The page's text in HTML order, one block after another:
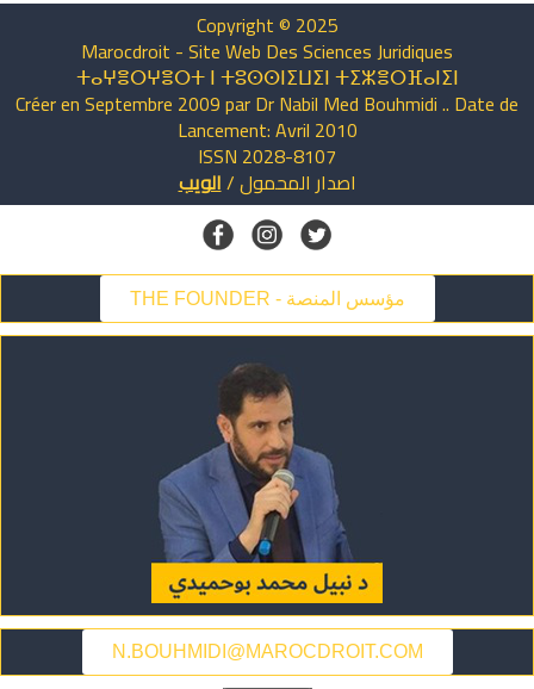
Copyright © 2025
Marocdroit - Site Web Des Sciences Juridiques
ⵜⴰⵖⴻⵔⵖⴻⵔⵜ ⵏ ⵜⵓⵙⵙⵏⵉⵡⵉⵏ ⵜⵉⵣⴻⵔⴼⴰⵏⵉⵏ
Créer en Septembre 2009 par Dr Nabil Med Bouhmidi .. Date de
Lancement: Avril 2010
ISSN 2028-8107
اصدار المحمول/الويب
THE FOUNDER - مؤسس المنصة
N.BOUHMIDI@MAROCDROIT.COM